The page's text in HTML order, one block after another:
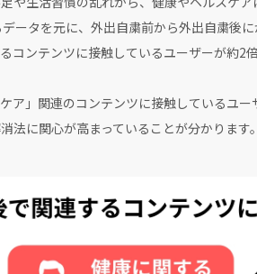
ータを元に、外出自粛前から外出自粛後
コンテンツに接触しているユーザーが約2
ア」関連のコンテンツに接触しているユ
法に関心が高まっていることが分かります。